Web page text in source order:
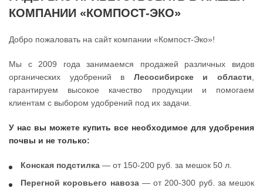
КОМПАНИИ «КОМПОСТ-ЭКО»
Добро пожаловать на сайт компании «Компост-Эко»!
Мы с 2009 года занимаемся продажей различных видов
органических удобрений в Лесосибирске и области
гарантируем высокое качество продукции и помогаем
клиентам с выбором удобрений под их задачи.
У нас вы можете купить все необходимое для удобрения
почвы и не только:
Конская подстилка — от 150-200 руб. за мешок 50 л.
Перегной коровьего навоза— от 200-300 руб. за мешок